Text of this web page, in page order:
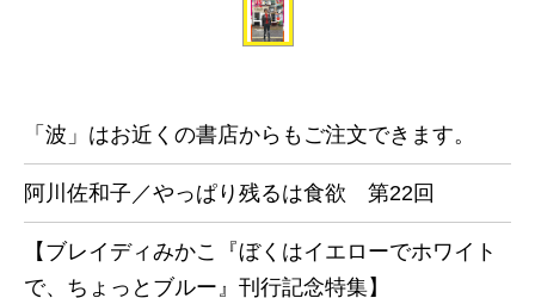
「波」はお近くの書店からもご注文できます。
阿川佐和子／やっぱり残るは食欲 第22回
【ブレイディみかこ『ぼくはイエローでホワイト
で、ちょっとブルー』刊行記念特集】